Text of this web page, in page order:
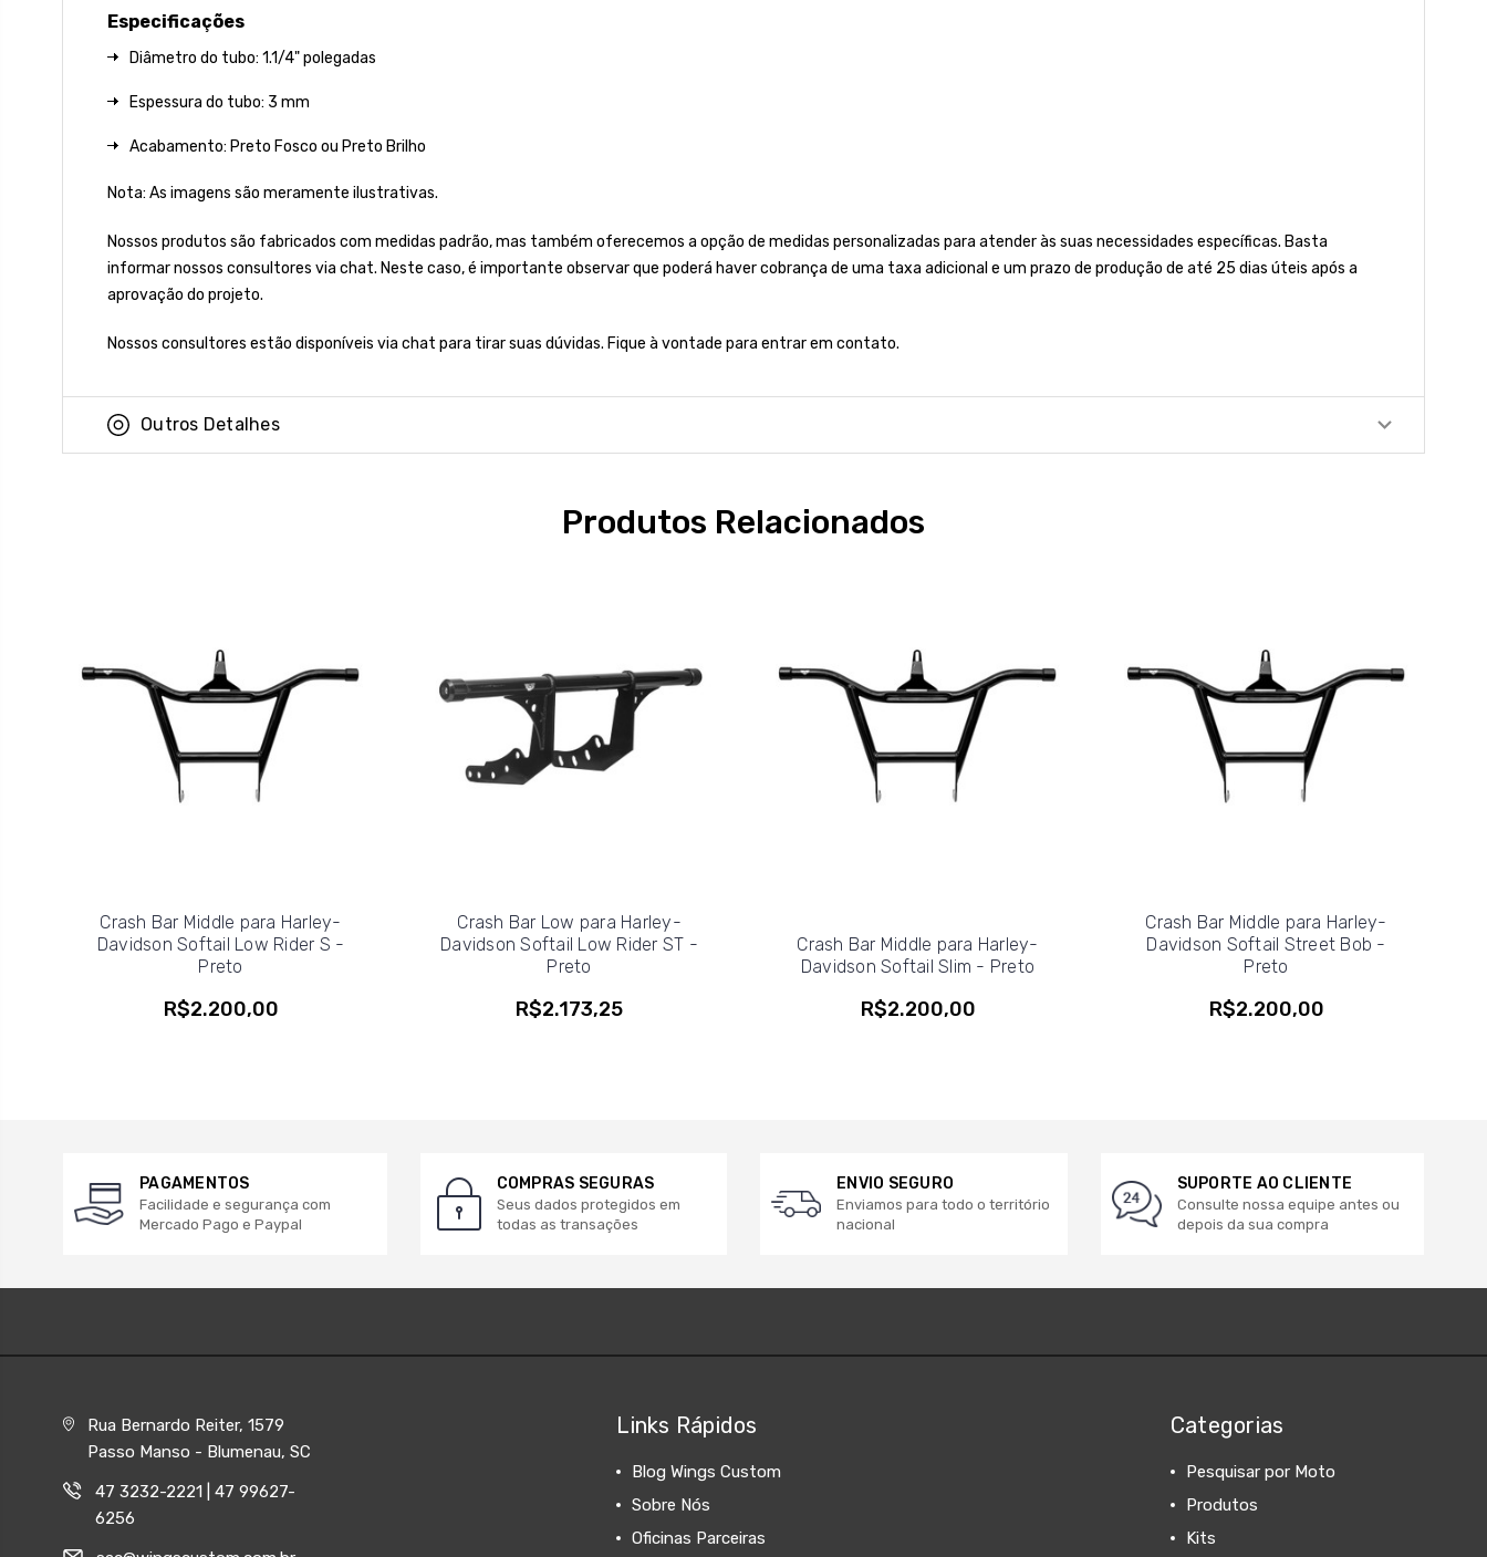
Especificações
Diâmetro do tubo: 1.1/4" polegadas
Espessura do tubo: 3 mm
Acabamento: Preto Fosco ou Preto Brilho
Nota: As imagens são meramente ilustrativas.
Nossos produtos são fabricados com medidas padrão, mas também oferecemos a opção de medidas personalizadas para atender às suas necessidades específicas. Basta
informar nossos consultores via chat. Neste caso, é importante observar que poderá haver cobrança de uma taxa adicional e um prazo de produção de até 25 dias úteis após a
aprovação do projeto.
Nossos consultores estão disponíveis via chat para tirar suas dúvidas. Fique à vontade para entrar em contato.
Outros Detalhes
Produtos Relacionados
Crash Bar Middle para Harley-
Davidson Softail Low Rider S -
Preto
R$2.200,00
Crash Bar Low para Harley-
Davidson Softail Low Rider ST -
Preto
R$2.173,25
Crash Bar Middle para Harley-
Davidson Softail Slim - Preto
R$2.200,00
Crash Bar Middle para Harley-
Davidson Softail Street Bob -
Preto
R$2.200,00
PAGAMENTOS
Facilidade e segurança com
Mercado Pago e Paypal
COMPRAS SEGURAS
Seus dados protegidos em
todas as transações
ENVIO SEGURO
Enviamos para todo o território
nacional
SUPORTE AO CLIENTE
Consulte nossa equipe antes ou
depois da sua compra
Rua Bernardo Reiter, 1579
Passo Manso - Blumenau, SC
47 3232-2221 | 47 99627-
6256
Links Rápidos
Blog Wings Custom
Sobre Nós
Oficinas Parceiras
Categorias
Pesquisar por Moto
Produtos
Kits